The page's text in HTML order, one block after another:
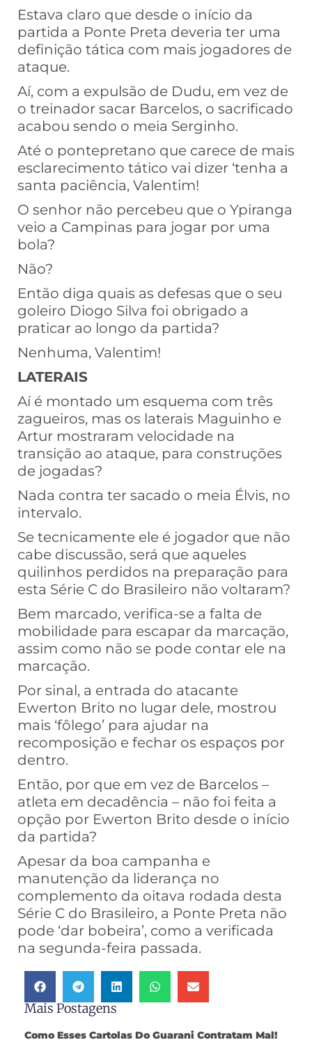
Estava claro que desde o início da
partida a Ponte Preta deveria ter uma
definição tática com mais jogadores de
ataque.
Aí, com a expulsão de Dudu, em vez de
o treinador sacar Barcelos, o sacrificado
acabou sendo o meia Serginho.
Até o pontepretano que carece de mais
esclarecimento tático vai dizer ‘tenha a
santa paciência, Valentim!
O senhor não percebeu que o Ypiranga
veio a Campinas para jogar por uma
bola?
Não?
Então diga quais as defesas que o seu
goleiro Diogo Silva foi obrigado a
praticar ao longo da partida?
Nenhuma, Valentim!
LATERAIS
Aí é montado um esquema com três
zagueiros, mas os laterais Maguinho e
Artur mostraram velocidade na
transição ao ataque, para construções
de jogadas?
Nada contra ter sacado o meia Élvis, no
intervalo.
Se tecnicamente ele é jogador que não
cabe discussão, será que aqueles
quilinhos perdidos na preparação para
esta Série C do Brasileiro não voltaram?
Bem marcado, verifica-se a falta de
mobilidade para escapar da marcação,
assim como não se pode contar ele na
marcação.
Por sinal, a entrada do atacante
Ewerton Brito no lugar dele, mostrou
mais ‘fôlego’ para ajudar na
recomposição e fechar os espaços por
dentro.
Então, por que em vez de Barcelos –
atleta em decadência – não foi feita a
opção por Ewerton Brito desde o início
da partida?
Apesar da boa campanha e
manutenção da liderança no
complemento da oitava rodada desta
Série C do Brasileiro, a Ponte Preta não
pode ‘dar bobeira’, como a verificada
na segunda-feira passada.
Mais Postagens
Como Esses Cartolas Do Guarani Contratam Mal!